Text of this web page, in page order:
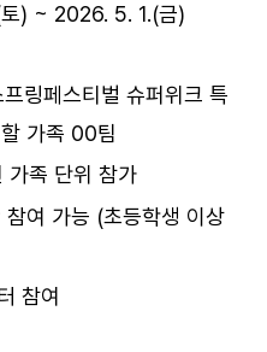
) ~ 2026. 5. 1.(금)
링페스티벌 슈퍼위크 특
할 가족 00팀
가족 단위 참가
여 가능 (초등학생 이상
참여